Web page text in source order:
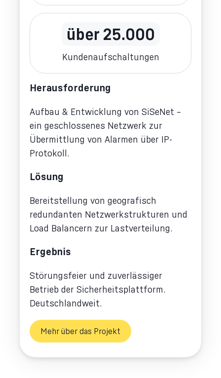
über 25.000
Kundenaufschaltungen
Herausforderung
Aufbau & Entwicklung von SiSeNet –
ein geschlossenes Netzwerk zur
Übermittlung von Alarmen über IP-
Protokoll.
Lösung
Bereitstellung von geografisch
redundanten Netzwerkstrukturen und
Load Balancern zur Lastverteilung.
Ergebnis
Störungsfeier und zuverlässiger
Betrieb der Sicherheitsplattform.
Deutschlandweit.
Mehr über das Projekt